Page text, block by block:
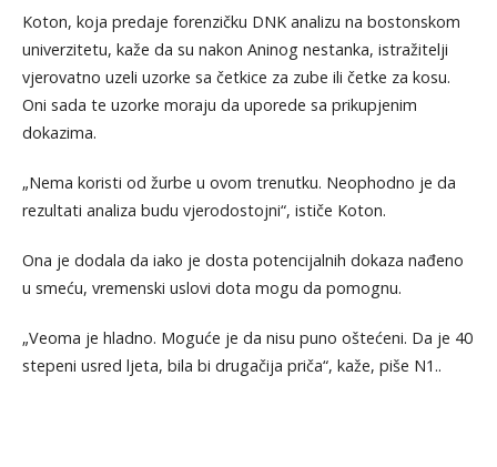
Koton, koja predaje forenzičku DNK analizu na bostonskom
univerzitetu, kaže da su nakon Aninog nestanka, istražitelji
vjerovatno uzeli uzorke sa četkice za zube ili četke za kosu.
Oni sada te uzorke moraju da uporede sa prikupjenim
dokazima.
„Nema koristi od žurbe u ovom trenutku. Neophodno je da
rezultati analiza budu vjerodostojni“, ističe Koton.
Ona je dodala da iako je dosta potencijalnih dokaza nađeno
u smeću, vremenski uslovi dota mogu da pomognu.
„Veoma je hladno. Moguće je da nisu puno oštećeni. Da je 40
stepeni usred ljeta, bila bi drugačija priča“, kaže, piše N1..